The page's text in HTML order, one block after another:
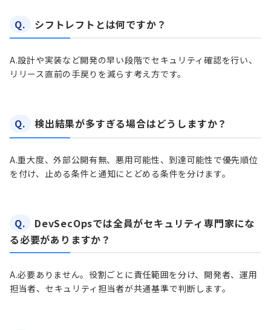
Q. シフトレフトとは何ですか？
A.設計や実装など開発の早い段階でセキュリティ確認を行い、
リリース直前の手戻りを減らす考え方です。
Q. 検出結果が多すぎる場合はどうしますか？
A.重大度、外部公開有無、悪用可能性、到達可能性で優先順位
を付け、止める条件と通知にとどめる条件を分けます。
Q.
DevSecOpsでは全員がセキュリティ専門家にな
る必要がありますか？
A.必要ありません。役割ごとに責任範囲を分け、開発者、運用
担当者、セキュリティ担当者が共通基準で判断します。